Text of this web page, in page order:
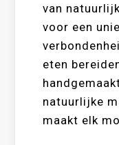
van
voor een
eten
natuurlijke
maakt elk